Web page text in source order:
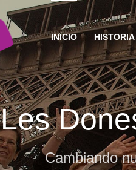
INICIO HISTORIA
Les
Cambiando